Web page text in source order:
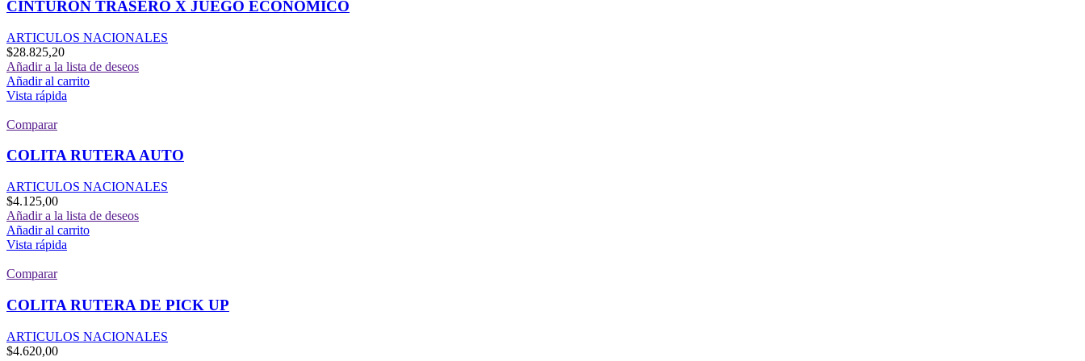
CINTURON TRASERO X JUEGO ECONOMICO
ARTICULOS NACIONALES
$28.825,20
Añadir a la lista de deseos
Añadir al carrito
Vista rápida
Comparar
COLITA RUTERA AUTO
ARTICULOS NACIONALES
$4.125,00
Añadir a la lista de deseos
Añadir al carrito
Vista rápida
Comparar
COLITA RUTERA DE PICK UP
ARTICULOS NACIONALES
$4.620,00